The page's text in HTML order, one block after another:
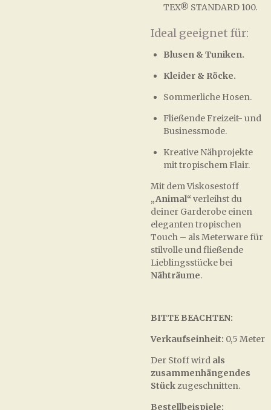
TEX® STANDARD 100.
Ideal geeignet für:
Blusen & Tuniken.
Kleider & Röcke.
Sommerliche Hosen.
Fließende Freizeit- und
Businessmode.
Kreative Nähprojekte
mit tropischem Flair.
Mit dem Viskosestoff
„Animal“verleihst du
deiner Garderobe einen
eleganten tropischen
Touch – als Meterware für
stilvolle und fließende
Lieblingsstücke bei
Nähträume.
BITTE BEACHTEN:
Verkaufseinheit: 0,5 Meter
Der Stoff wird als
zusammenhängendes
Stückzugeschnitten.
Bestellbeispiele: